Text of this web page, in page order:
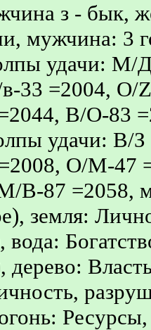
з - бык,
мужчина: 3
удачи: М/Д
33 =2004,
В/О-83
удачи: В/З
О/М-47
В-87 =2058,
земля:
вода:
дерево: